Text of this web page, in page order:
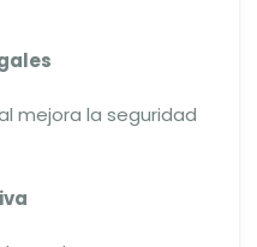
mejora la seguridad